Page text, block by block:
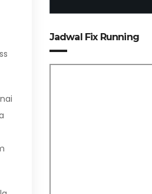
Jadwal Fix Running